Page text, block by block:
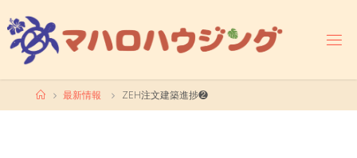
ン
テ
ホ
ー
最新情報 ZEH注文建築進捗❷